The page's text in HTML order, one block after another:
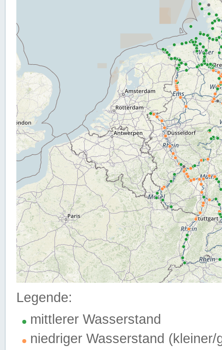
Legende:
mittlerer Wasserstand
niedriger Wasserstand (kleiner/